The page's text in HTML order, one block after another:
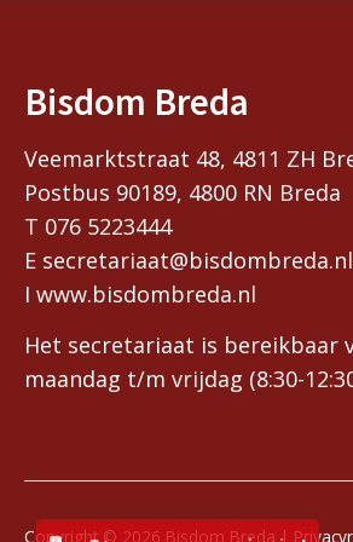
Bisdom Breda
Veemarktstraat 48, 4811 ZH
Postbus 90189, 4800 RN Breda
T 076 5223444
E secretariaat@bisdombreda.nl
I www.bisdombreda.nl
Het secretariaat is bereikbaar
maandag t/m vrijdag (8:30-
Copyright © 2026 Bisdom Breda |